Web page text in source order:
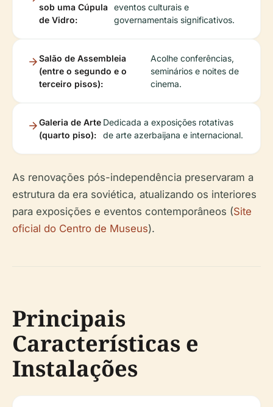
sob uma Cúpula
de Vidro:
eventos culturais e
governamentais significativos.
Salão de Assembleia
(entre o segundo e o
terceiro pisos):
Acolhe conferências,
seminários e noites de
cinema.
Galeria de Arte
(quarto piso):
Dedicada a exposições rotativas
de arte azerbaijana e internacional.
As renovações pós-independência preservaram a
estrutura da era soviética, atualizando os interiores
para exposições e eventos contemporâneos (Site
oficial do Centro de Museus).
Principais
Características e
Instalações